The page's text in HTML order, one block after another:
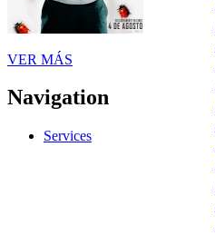
VER MÁS
Navigation
Services